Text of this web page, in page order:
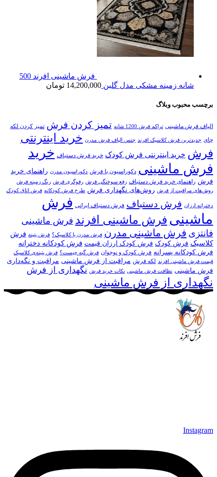
فرش ماشینی افرند 500
شانه زمینه مشکی مدل گلبن 14,200,000 تومان
برچسب محبوب وبلاگ
الیاف فرش ماشینی تراکم فرش 1200 شانه تمیز کردن فرش تمیز کردن لکه
چای جدیدترین فرش کلاسیک افرند جنس الیاف فرش مدرن خرید اینترنتی
فرش خرید اینترنتی فرش کودک خرید فرش دستباف خرید
فرش ماشینی دکوراسیون با فرش دکوراسیون مدرن راهنمای خرید
فرش راهنمای خرید فرش دستباف رفع سوختگی فرش رفوگری فرش رنگ زمینه فرش
روش‌های مراقبت از فرش روش‌های نگهداری فرش طرح فرش کودکانه فرش اتاق کودک
دخترانه ارزان فرش دستباف فرش دستباف ایرانی فرش
ماشینی فرش ماشینی افرند فرش ماشینی
فانتزی فرش ماشینی مدرن فرش مدرن یا کلاسیک؟ فرش پتینه فرش
کلاسیک فرش کودک فرش کودک ارزان قیمت فرش کودکانه دخترانه
فرش کودکانه پسرانه فرش کودک و نوجوان فرش گبه چیست؟ فرش‌ پتینه‌ی کلاسیک
قیمت فرش ماشینی افرند
لکه فرش مراقبت از فرش ماشینی مراقبت و نگه‌داری
فرش ماشینی نظافت فرش ماشینی نکات خرید فرش نگهداری از فرش
نگهداری از فرش ماشینی
Instagram